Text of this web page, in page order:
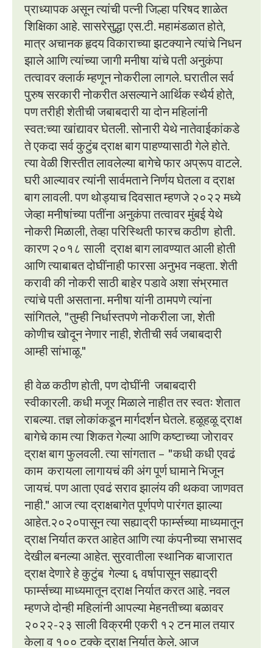
प्राध्यापक असून त्यांची पत्नी जिल्हा परिषद शाळेत
शिक्षिका आहे. सासरेसुद्धा एस.टी. महामंडळात होते,
मात्र अचानक हृदय विकाराच्या झटक्याने त्यांचे निधन
झाले आणि त्यांच्या जागी मनीषा यांचे पती अनुकंपा
तत्वावर क्लार्क म्हणून नोकरीला लागले. घरातील सर्व
पुरुष सरकारी नोकरीत असल्याने आर्थिक स्थैर्य होते,
पण तरीही शेतीची जबाबदारी या दोन महिलांनी
स्वत:च्या खांद्यावर घेतली. सोनारी येथे नातेवाईकांकडे
ते एकदा सर्व कुटुंब द्राक्ष बाग पाहण्यासाठी गेले होते.
त्या वेळी शिस्तीत लावलेल्या बागेचे फार अप्रूप वाटले.
घरी आल्यावर त्यांनी सार्वमताने निर्णय घेतला व द्राक्ष
बाग लावली. पण थोड्याच दिवसात म्हणजे २०२२ मध्ये
जेव्हा मनीषांच्या पतींना अनुकंपा तत्वावर मुंबई येथे
नोकरी मिळाली, तेव्हा परिस्थिती फारच कठीण होती.
कारण २०१८ साली द्राक्ष बाग लावण्यात आली होती
आणि त्याबाबत दोघींनाही फारसा अनुभव नव्हता. शेती
करावी की नोकरी साठी बाहेर पडावे अशा संभ्रमात
त्यांचे पती असताना. मनीषा यांनी ठामपणे त्यांना
सांगितले, "तुम्ही निर्धास्तपणे नोकरीला जा, शेती
कोणीच खोदून नेणार नाही, शेतीची सर्व जबाबदारी
आम्ही सांभाळू."
ही वेळ कठीण होती, पण दोघींनी जबाबदारी
स्वीकारली. कधी मजूर मिळाले नाहीत तर स्वतः शेतात
राबल्या. तज्ञ लोकांकडून मार्गदर्शन घेतले. हळूहळू द्राक्ष
बागेचे काम त्या शिकत गेल्या आणि कष्टाच्या जोरावर
द्राक्ष बाग फुलवली. त्या सांगतात – "कधी कधी एवढं
काम करायला लागायचं की अंग पूर्ण घामाने भिजून
जायचं. पण आता एवढं सराव झालंय की थकवा जाणवत
नाही." आज त्या द्राक्षबागेत पूर्णपणे पारंगत झाल्या
आहेत.२०२०पासून त्या सह्याद्री फार्म्सच्या माध्यमातून
द्राक्ष निर्यात करत आहेत आणि त्या कंपनीच्या सभासद
देखील बनल्या आहेत. सुरवातीला स्थानिक बाजारात
द्राक्ष देणारे हे कुटुंब गेल्या ६ वर्षापासून सह्याद्री
फार्म्सच्या माध्यमातून द्राक्ष निर्यात करत आहे. नवल
म्हणजे दोन्ही महिलांनी आपल्या मेहनतीच्या बळावर
२०२२-२३ साली विक्रमी एकरी १२ टन माल तयार
केला व १०० टक्के द्राक्ष निर्यात केले. आज